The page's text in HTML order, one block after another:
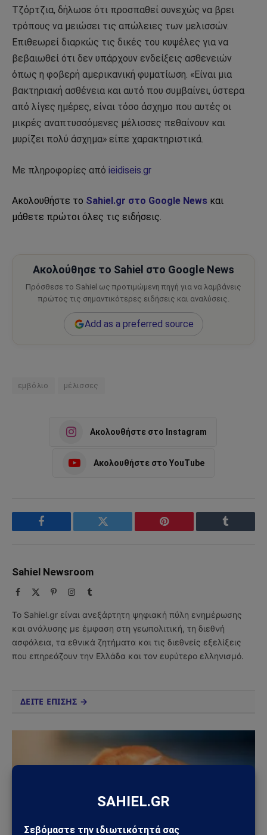
Τζόρτζια, δήλωσε ότι προσπαθεί συνεχώς να βρει
τρόπους να μειώσει τις απώλειες των μελισσών.
Επιθεωρεί διαρκώς τις δικές του κυψέλες για να
βεβαιωθεί ότι δεν υπάρχουν ενδείξεις ασθενειών
όπως η φοβερή αμερικανική φυματίωση. «Είναι μια
βακτηριακή ασθένεια και αυτό που συμβαίνει, ύστερα
από λίγες ημέρες, είναι τόσο άσχημο που αυτές οι
μικρές αναπτυσσόμενες μέλισσες πεθαίνουν και
μυρίζει πολύ άσχημα» είπε χαρακτηριστικά.
Με πληροφορίες από ieidiseis.gr
Ακολουθήστε το Sahiel.gr στο Google News και
μάθετε πρώτοι όλες τις ειδήσεις.
Ακολούθησε το Sahiel στο Google News
Πρόσθεσε το Sahiel ως προτιμώμενη πηγή για να λαμβάνεις
πρώτος τις σημαντικότερες ειδήσεις και αναλύσεις.
Add as a preferred source
εμβόλιο μέλισσες
Ακολουθήστε στο Instagram
Ακολουθήστε στο YouTube
Facebook Twitter Pinterest Tumblr
Sahiel Newsroom
Facebook PinterestInstagram
Tumblr
Το Sahiel.gr είναι ανεξάρτητη ψηφιακή πύλη ενημέρωσης
και ανάλυσης με έμφαση στη γεωπολιτική, τη διεθνή
ασφάλεια, τα εθνικά ζητήματα και τις διεθνείς εξελίξεις
που επηρεάζουν την Ελλάδα και τον ευρύτερο ελληνισμό.
ΔΕΙΤΕ ΕΠΙΣΗΣ →